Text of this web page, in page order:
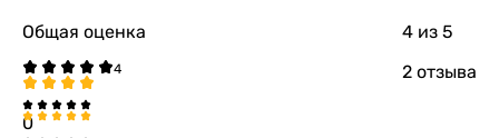
Гарантия
Гарантия
Примечание
Общая оценка 4 из 5
2 отзыва
0